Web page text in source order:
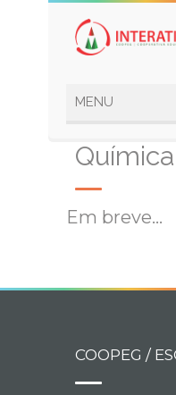
Química
Em breve…
COOPEG /